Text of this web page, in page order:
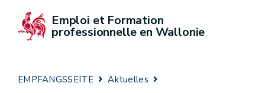
Emploi et Formation
professionnelle en Wallonie
EMPFANGSSEITE Aktuelles